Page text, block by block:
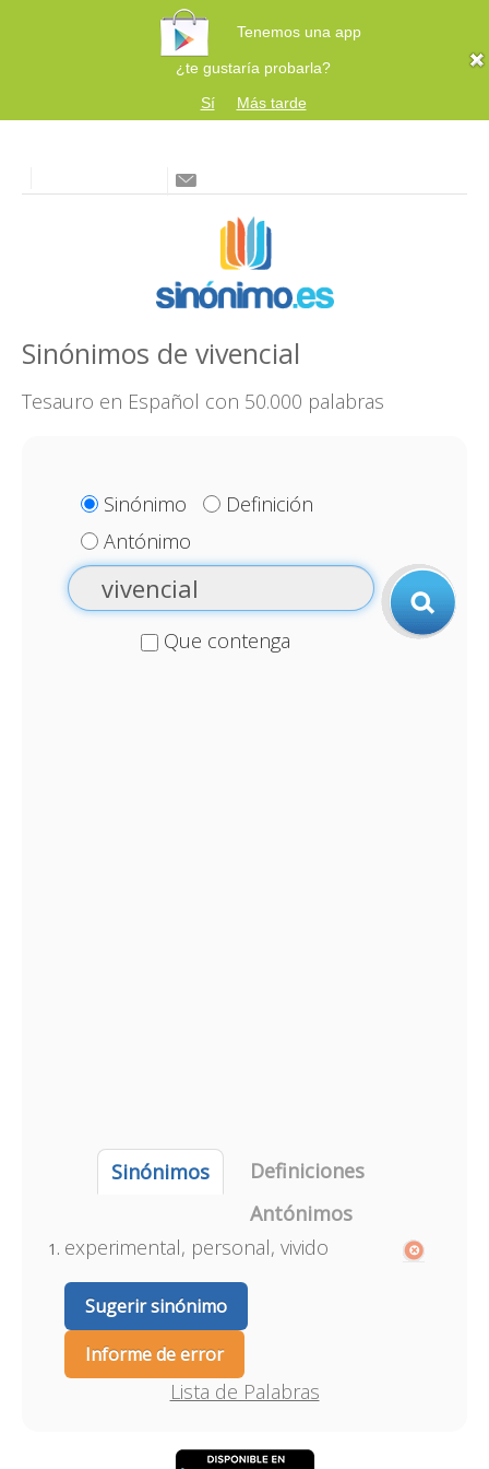
Tenemos una app
¿te gustaría probarla?
Sí
Más tarde
Sinónimos de vivencial
Tesauro en Español con 50.000 palabras
Sinónimo
Definición
Antónimo
Que contenga
Sinónimos
Definiciones
Antónimos
experimental, personal, vivido
Sugerir sinónimo
Informe de error
Lista de Palabras